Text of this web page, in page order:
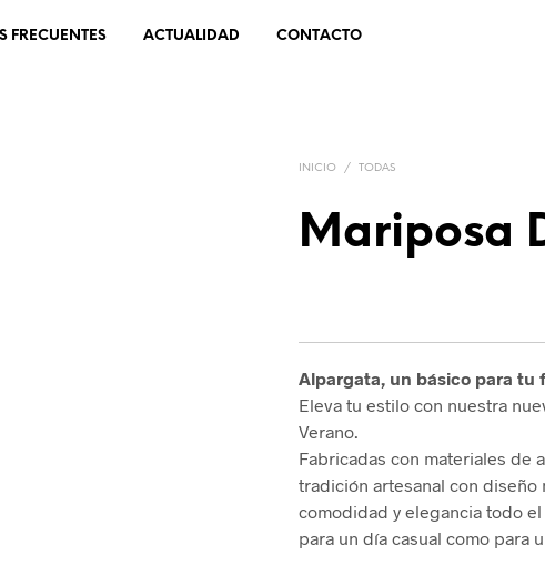
FRECUENTES ACTUALIDAD CONTACTO
INICIO / TODAS
Mariposa
Alpargata, un básico para tu
Eleva tu estilo con nuestra
Verano.
Fabricadas con materiales de
tradición artesanal con
comodidad y elegancia todo
para un día casual como para